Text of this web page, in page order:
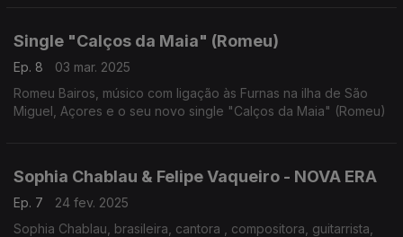
Single "Calços da Maia" (Romeu)
Ep. 8
03 mar. 2025
Romeu Bairos, músico com ligação às Furnas na ilha de São
Miguel, Açores e o seu novo single "Calços da Maia" (Romeu)
Sophia Chablau & Felipe Vaqueiro - NOVA ERA
Ep. 7
24 fev. 2025
Sophia Chablau, brasileira, cantora , compositora, guitarrista,